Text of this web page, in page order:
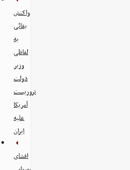
واکنش
بقائی
به
لفاظی
وزیر
دولت
تروریست
آمریکا
علیه
ایران
افشای